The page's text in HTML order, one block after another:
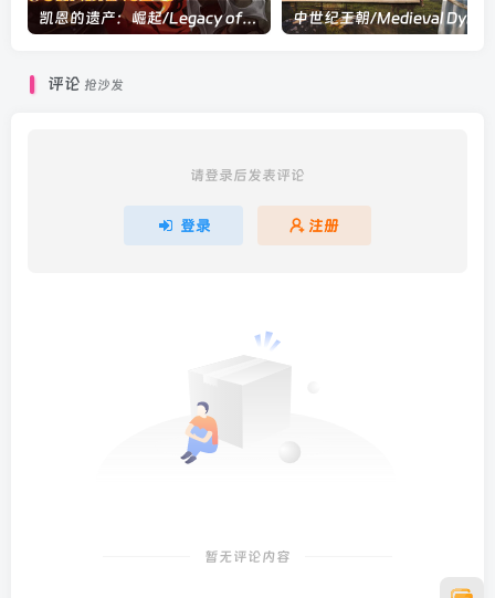
凯恩的遗产：崛起/Legacy of Kain: Ascendance Build.22506874|动作冒险|容量5.4GB|官方中文版
评论 抢沙发
请登录后发表评论
登录 注册
暂无评论内容